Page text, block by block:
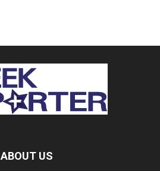
ABOUT US